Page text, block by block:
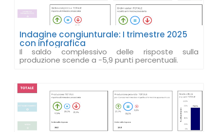
Indagine congiunturale: I trimestre 2025
con infografica
Il saldo complessivo delle risposte sulla
produzione scende a -5,9 punti percentuali.